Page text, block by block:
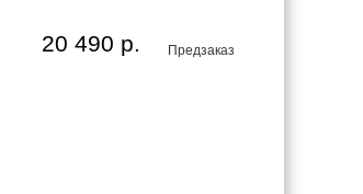
Предзаказ
20 490 р.